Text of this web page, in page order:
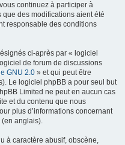
continuez à participer à
des modifications aient été
responsable des conditions
ci-après par « logiciel
de forum de discussions
GNU 2.0 » et qui peut être
Le logiciel phpBB a pour seul but
Limited ne peut en aucun cas
et du contenu que nous
plus d’informations concernant
(en anglais).
à caractère abusif, obscène,